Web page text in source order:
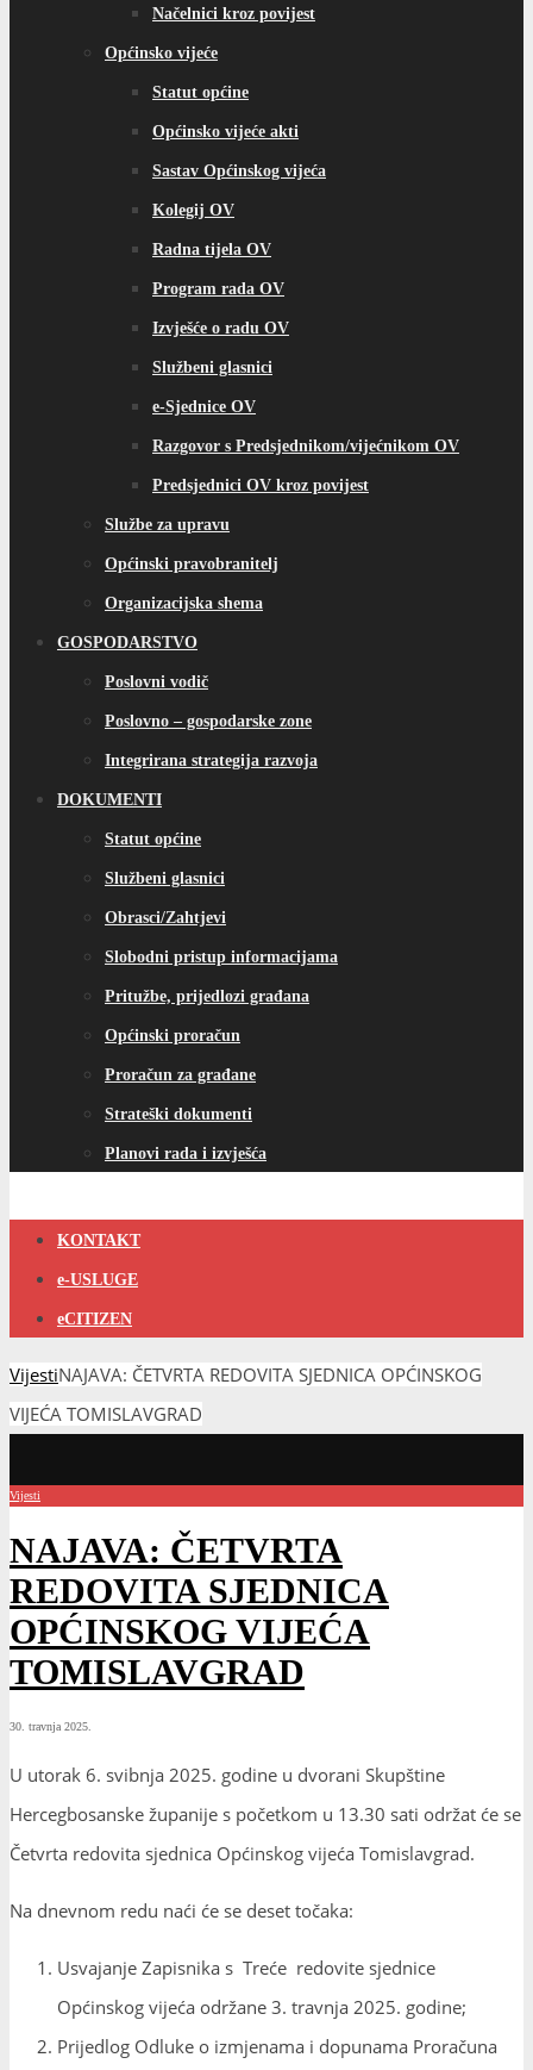
Načelnici kroz povijest
Općinsko vijeće
Statut općine
Općinsko vijeće akti
Sastav Općinskog vijeća
Kolegij OV
Radna tijela OV
Program rada OV
Izvješće o radu OV
Službeni glasnici
e-Sjednice OV
Razgovor s Predsjednikom/vijećnikom OV
Predsjednici OV kroz povijest
Službe za upravu
Općinski pravobranitelj
Organizacijska shema
GOSPODARSTVO
Poslovni vodič
Poslovno – gospodarske zone
Integrirana strategija razvoja
DOKUMENTI
Statut općine
Službeni glasnici
Obrasci/Zahtjevi
Slobodni pristup informacijama
Pritužbe, prijedlozi građana
Općinski proračun
Proračun za građane
Strateški dokumenti
Planovi rada i izvješća
KONTAKT
e-USLUGE
eCITIZEN
VijestiNAJAVA: ČETVRTA REDOVITA SJEDNICA OPĆINSKOG
VIJEĆA TOMISLAVGRAD
Vijesti
NAJAVA: ČETVRTA
REDOVITA SJEDNICA
OPĆINSKOG VIJEĆA
TOMISLAVGRAD
30. travnja 2025.
U utorak 6. svibnja 2025. godine u dvorani Skupštine
Hercegbosanske županije s početkom u 13.30 sati održat će se
Četvrta redovita sjednica Općinskog vijeća Tomislavgrad.
Na dnevnom redu naći će se deset točaka:
Usvajanje Zapisnika s Treće redovite sjednice
Općinskog vijeća održane 3. travnja 2025. godine;
Prijedlog Odluke o izmjenama i dopunama Proračuna